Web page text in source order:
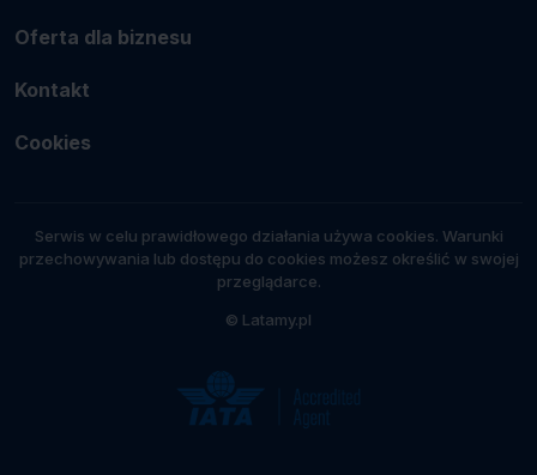
Oferta dla biznesu
Kontakt
Cookies
Serwis w celu prawidłowego działania używa cookies. Warunki
przechowywania lub dostępu do cookies możesz określić w swojej
przeglądarce.
© Latamy.pl